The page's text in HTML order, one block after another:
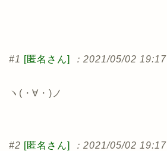
#1 [匿名さん] ：2021/05/02 19:17
ヽ(・∀・)ノ
#2 [匿名さん] ：2021/05/02 19:17